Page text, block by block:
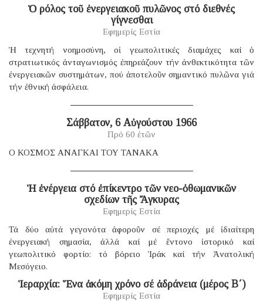
Ὁ ρόλος τοῦ ἐνεργειακοῦ πυλῶνος στό διεθνές
γίγνεσθαι
Εφημερίς Εστία
Ἡ τεχνητή νοημοσύνη, οἱ γεωπολιτικές διαμάχες καί ὁ
στρατιωτικός ἀνταγωνισμός ἐπηρεάζουν τήν ἀνθεκτικότητα τῶν
ἐνεργειακῶν συστημάτων, πού ἀποτελοῦν σημαντικό πυλῶνα γιά
τήν ἐθνική ἀσφάλεια.
Σάββατον, 6 Αὐγούστου 1966
Πρό 60 ἐτῶν
Ο ΚΟΣΜΟΣ ΑΝΑΓΚΑΙ ΤΟΥ ΤΑΝΑΚΑ
Ἡ ἐνέργεια στό ἐπίκεντρο τῶν νεο-ὀθωμανικῶν
σχεδίων τῆς Ἄγκυρας
Εφημερίς Εστία
Τά δύο αὐτά γεγονότα ἀφοροῦν σέ περιοχές μέ ἰδιαίτερη
ἐνεργειακή σημασία, ἀλλά καί μέ ἔντονο ἱστορικό καί
γεωπολιτικό φορτίο: τό βόρειο Ἰράκ καί τήν Ἀνατολική
Μεσόγειο.
Ἱεραρχία: Ἕνα ἀκόμη χρόνο σέ ἀδράνεια (μέρος B΄)
Εφημερίς Εστία